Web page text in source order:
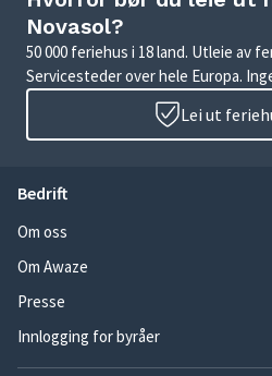
Novasol?
50 000 feriehus i 18 land. Utleie av
Servicesteder over hele Europa.
Lei ut
Bedrift
Om oss
Om Awaze
Presse
Innlogging for byråer